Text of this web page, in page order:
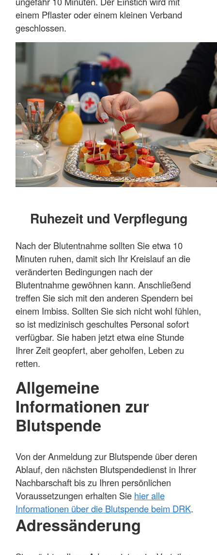
einem Pflaster oder einem kleinen Verband
geschlossen.
Ruhezeit und Verpflegung
Nach der Blutentnahme sollten Sie etwa 10
Minuten ruhen, damit sich Ihr Kreislauf an die
veränderten Bedingungen nach der
Blutentnahme gewöhnen kann. Anschließend
treffen Sie sich mit den anderen Spendern bei
einem Imbiss. Sollten Sie sich nicht wohl fühlen,
so ist medizinisch geschultes Personal sofort
verfügbar. Sie haben jetzt etwa eine Stunde
Ihrer Zeit geopfert, aber geholfen, Leben zu
retten.
Allgemeine
Informationen zur
Blutspende
Von der Anmeldung zur Blutspende über deren
Ablauf, den nächsten Blutspendedienst in Ihrer
Nachbarschaft bis zu Ihren persönlichen
Voraussetzungen erhalten Sie hier alle
Informationen über die Blutspende beim DRK.
Adressänderung